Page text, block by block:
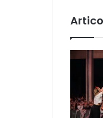
r
o
v
e
i
a